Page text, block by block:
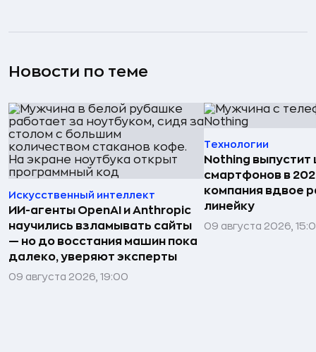
Новости по теме
Искусственный интеллект
ИИ-агенты OpenAI и Anthropic
научились взламывать сайты
— но до восстания машин пока
далеко, уверяют эксперты
09 августа 2026, 19:00
Технологии
Nothing выпустит
смартфонов в
компания вдвое
линейку
09 августа 2026,